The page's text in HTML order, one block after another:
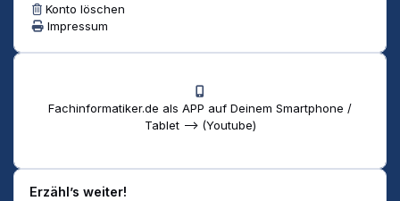
Konto löschen
Impressum
Fachinformatiker.de als APP auf Deinem Smartphone /
Tablet --> (Youtube)
Erzähl’s weiter!